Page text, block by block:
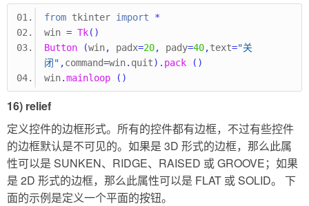
from tkinter import
*
win = Tk()
Button
(win, padx=20, pady=40,text="关
闭" ,command=win. quit). pack
()
win.mainloop ()
16) relief
定义控件的边框形式。所有的控件都有边框，不过有些控件
的边框默认是不可见的。如果是 3D 形式的边框，那么此属
性可以是 SUNKEN、RIDGE、RAISED 或 GROOVE；如果
是 2D 形式的边框，那么此属性可以是 FLAT 或 SOLID。 下
面的示例是定义一个平面的按钮。